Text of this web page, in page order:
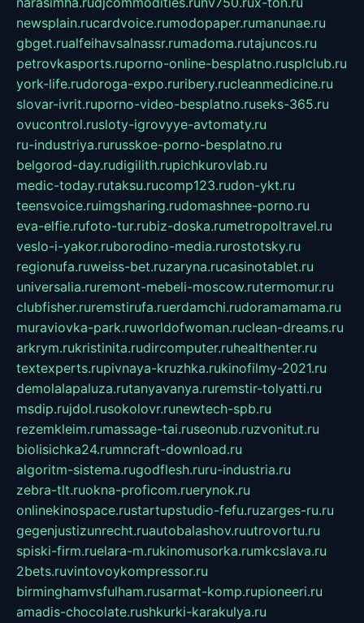
newsplain.rucardvoice.rumodopaper.rumanunae.ru
gbget.rualfeihavsalnassr.rumadoma.rutajuncos.ru
petrovkasports.ruporno-online-besplatno.rusplclub.ru
york-life.rudoroga-expo.ruribery.rucleanmedicine.ru
slovar-ivrit.ruporno-video-besplatno.ruseks-365.ru
ovucontrol.rusloty-igrovyye-avtomaty.ru
ru-industriya.rurusskoe-porno-besplatno.ru
belgorod-day.rudigilith.rupichkurovlab.ru
medic-today.rutaksu.rucomp123.rudon-ykt.ru
teensvoice.ruimgsharing.rudomashnee-porno.ru
eva-elfie.rufoto-tur.rubiz-doska.rumetropoltravel.ru
veslo-i-yakor.ruborodino-media.rurostotsky.ru
regionufa.ruweiss-bet.ruzaryna.rucasinotablet.ru
universalia.ruremont-mebeli-moscow.rutermomur.ru
clubfisher.ruremstirufa.ruerdamchi.rudoramamama.ru
muraviovka-park.ruworldofwoman.ruclean-dreams.ru
arkrym.rukristinita.rudircomputer.ruhealthenter.ru
textexperts.rupivnaya-kruzhka.rukinofilmy-2021.ru
demolalapaluza.rutanyavanya.ruremstir-tolyatti.ru
msdip.rujdol.rusokolovr.runewtech-spb.ru
rezemkleim.rumassage-tai.ruseonub.ruzvonitut.ru
biolisichka24.rumncraft-download.ru
algoritm-sistema.rugodflesh.ruru-industria.ru
zebra-tlt.ruokna-proficom.ruerynok.ru
onlinekinospace.rustartupstudio-fefu.ruzarges-ru.ru
gegenjustizunrecht.ruautobalashov.ruutrovortu.ru
spiski-firm.ruelara-m.rukinomusorka.rumkcslava.ru
2bets.ruvintovoykompressor.ru
birminghamvsfulham.rusarmat-komp.rupioneeri.ru
amadis-chocolate.rushkurki-karakulya.ru